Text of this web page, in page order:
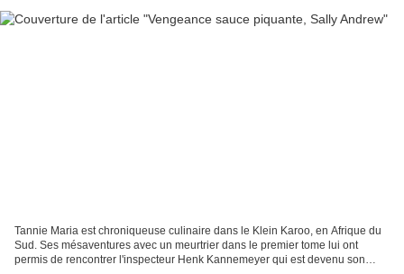
Tannie Maria est chroniqueuse culinaire dans le Klein Karoo, en Afrique du
Sud. Ses mésaventures avec un meurtrier dans le premier tome lui ont
permis de rencontrer l'inspecteur Henk Kannemeyer qui est devenu son